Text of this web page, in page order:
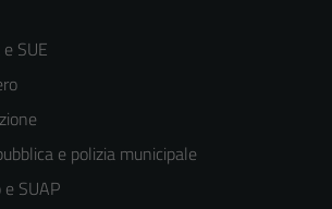
SUE
e polizia municipale
SUAP